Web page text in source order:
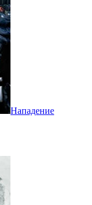
Нападение